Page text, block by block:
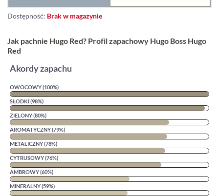
Dostępność: Brak w magazynie
Jak pachnie Hugo Red? Profil zapachowy Hugo Boss Hugo
Red
Akordy zapachu
OWOCOWY (100%)
SŁODKI (98%)
ZIELONY (80%)
AROMATYCZNY (79%)
METALICZNY (78%)
CYTRUSOWY (76%)
AMBROWY (60%)
MINERALNY (59%)